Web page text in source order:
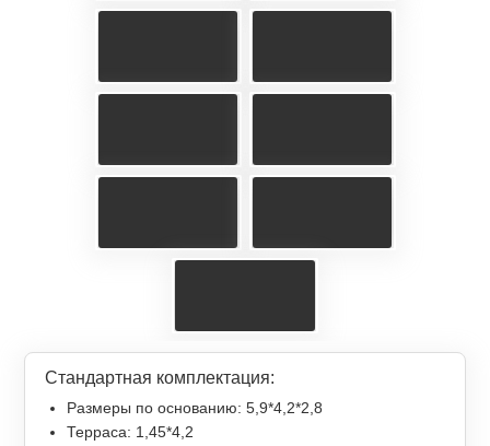
Стандартная комплектация:
Размеры по основанию: 5,9*4,2*2,8
Терраса: 1,45*4,2